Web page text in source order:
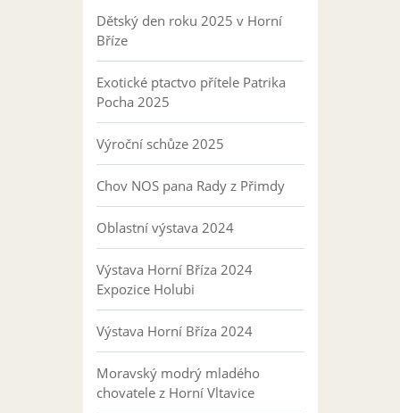
Dětský den roku 2025 v Horní
Bříze
Exotické ptactvo přítele Patrika
Pocha 2025
Výroční schůze 2025
Chov NOS pana Rady z Přimdy
Oblastní výstava 2024
Výstava Horní Bříza 2024
Expozice Holubi
Výstava Horní Bříza 2024
Moravský modrý mladého
chovatele z Horní Vltavice